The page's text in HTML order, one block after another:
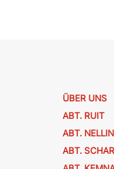
ÜBER UNS
ABT. RUIT
ABT.
ABT.